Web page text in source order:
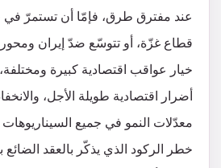
عند مفترق طرق، فإمّا أن تستمرّ في
قطاع غزّة، أو تتوسّع ضدّ إيران
خيار عواقب اقتصادية كبيرة
أضرار اقتصادية طويلة الأجل،
معدّلات النمو في جميع
خطر الركود الذي يذكّر بالعقد